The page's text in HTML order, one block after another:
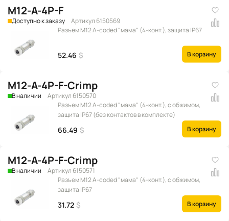
M12-A-4P-F
Доступно к заказу
Артикул 6150569
Разъем M12 A-coded "мама" (4-конт.), защита IP67
52.46 $ В корзину
M12-A-4P-F-Crimp
В наличии
Артикул 6150570
Разъем M12 A-coded "мама" (4-конт.), с обжимом,
защита IP67 (без контактов в комплекте)
66.49 $ В корзину
M12-A-4P-F-Crimp
В наличии
Артикул 6150571
Разъем M12 A-coded "мама" (4-конт.), с обжимом,
защита IP67
31.72 $ В корзину